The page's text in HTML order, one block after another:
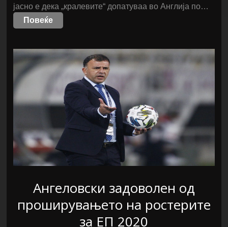
јасно е дека „кралевите“ допатуваа во Англија по…
Повеќе
Ангеловски задоволен од
проширувањето на ростерите
за ЕП 2020